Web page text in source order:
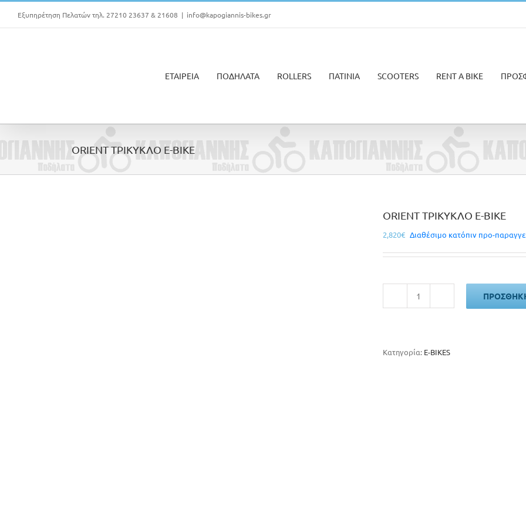
Μετάβαση
περιεχόμενο
Εξυπηρέτηση Πελατών τηλ. 27210 23637 & 21608 | info@kapogiannis-bikes.gr
ΕΤΑΙΡΕΙΑ ΠΟΔΗΛΑΤΑ ROLLERS ΠΑΤΙΝΙΑ SCOOTERS RENT A BIKE
ORIENT ΤΡΙΚΥΚΛΟ E-BIKE
ORIENT ΤΡΙΚΥΚΛΟ E-BIKE
2,820€ Διαθέσιμο κατόπιν προ-
ORIENT
ποσότητα
Κατηγορία: E-BIKES